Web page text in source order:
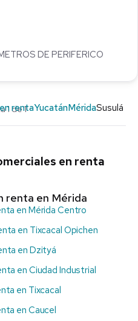
DE PERIFERICO
1 de 1
rentaYucatánMéridaSusulá
en renta
renta en Mérida
en Mérida Centro
en Tixcacal Opichen
en Dzityá
en Ciudad Industrial
en Tixcacal
en Caucel